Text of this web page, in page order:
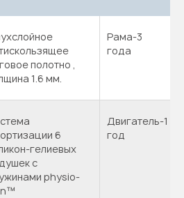
полотно ,
1.6 мм.
Рама-3
года
6
гелиевых
с
physio-
Двигатель-1
год